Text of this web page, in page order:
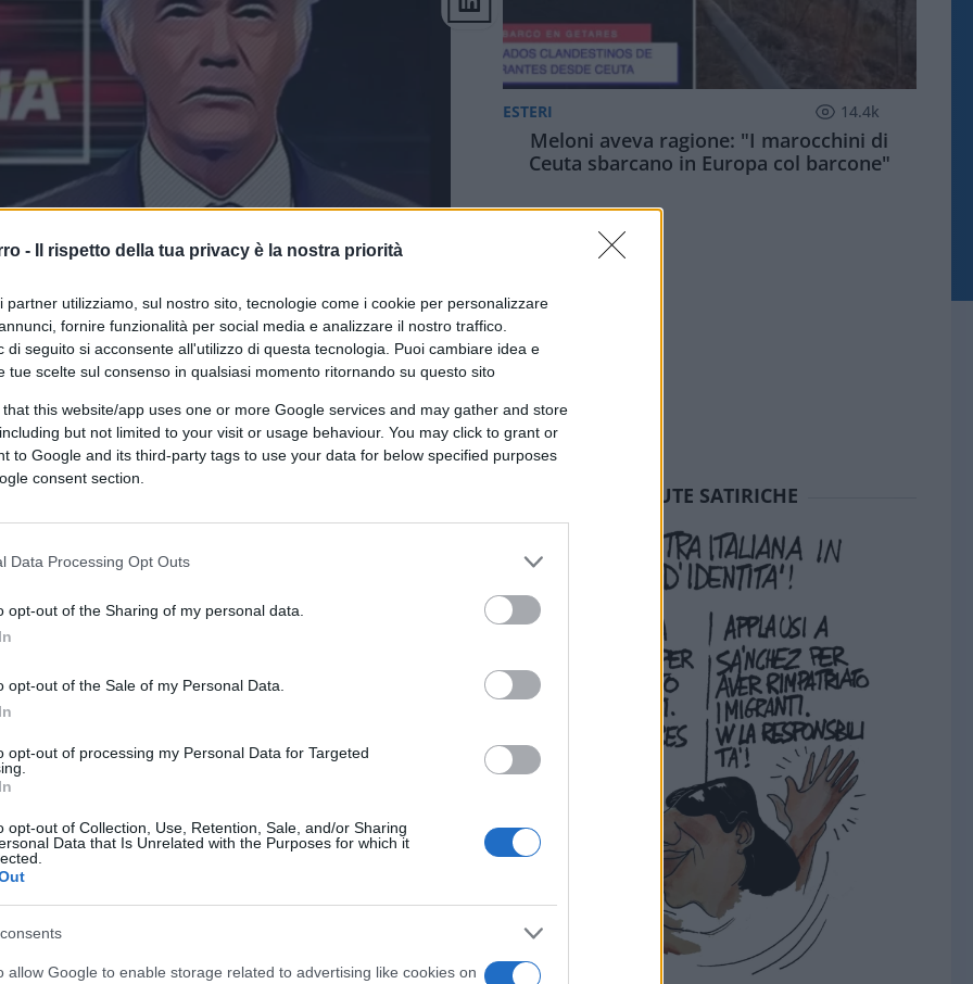
- Il rispetto della tua privacy è la nostra priorità
partner utilizziamo, sul nostro sito, tecnologie come i cookie per personalizzare
fornire funzionalità per social media e analizzare il nostro traffico.
di seguito si acconsente all'utilizzo di questa tecnologia. Puoi cambiare idea e
tue scelte sul consenso in qualsiasi momento ritornando su questo sito
that this website/app uses one or more Google services and may gather and store
but not limited to your visit or usage behaviour. You may click to grant or
to Google and its third-party tags to use your data for below specified purposes
consent section.
Data Processing Opt Outs
opt-out of the Sharing of my personal data.
opt-out of the Sale of my Personal Data.
opt-out of processing my Personal Data for Targeted
opt-out of Collection, Use, Retention, Sale, and/or Sharing
Data that Is Unrelated with the Purposes for which it
allow Google to enable storage related to advertising like cookies on
su Google CLICCA QUI
, fa una rivelazione sulla chiusura di
chiusura. La domanda è una:
senza aspettare la fine della
ha sussurrato qualcuno. “Ci sono
trapelare altri che parlano di una
Al momento, tante piste e
nessun grande giornale si è davvero
nei giorni scorsi sentito anche dai
ESTERI 14.4k
Meloni aveva ragione: "I marocchini di
Ceuta sbarcano in Europa col barcone"
SEDUTE SATIRICHE